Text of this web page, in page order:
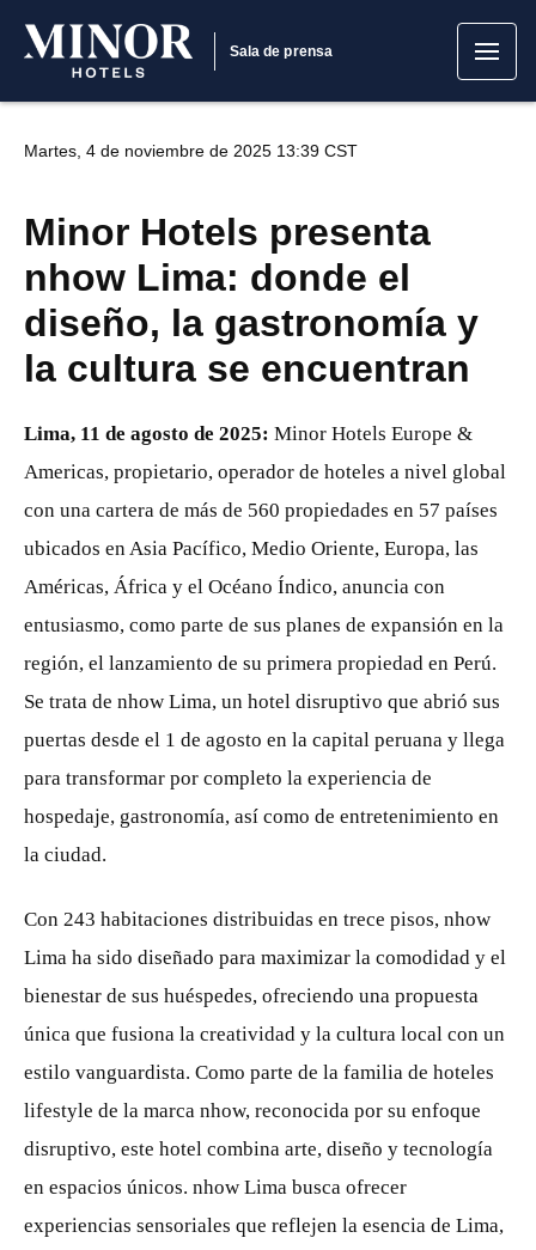
Sala de prensa
Martes, 4 de noviembre de 2025 13:39 CST
Minor Hotels presenta
nhow Lima: donde el
diseño, la gastronomía y
la cultura se encuentran
Lima, 11 de agosto de 2025: Minor Hotels Europe &
Americas, propietario, operador de hoteles a nivel global
con una cartera de más de 560 propiedades en 57 países
ubicados en Asia Pacífico, Medio Oriente, Europa, las
Américas, África y el Océano Índico, anuncia con
entusiasmo, como parte de sus planes de expansión en la
región, el lanzamiento de su primera propiedad en Perú.
Se trata de nhow Lima, un hotel disruptivo que abrió sus
puertas desde el 1 de agosto en la capital peruana y llega
para transformar por completo la experiencia de
hospedaje, gastronomía, así como de entretenimiento en
la ciudad.
Con 243 habitaciones distribuidas en trece pisos, nhow
Lima ha sido diseñado para maximizar la comodidad y el
bienestar de sus huéspedes, ofreciendo una propuesta
única que fusiona la creatividad y la cultura local con un
estilo vanguardista. Como parte de la familia de hoteles
lifestyle de la marca nhow, reconocida por su enfoque
disruptivo, este hotel combina arte, diseño y tecnología
en espacios únicos. nhow Lima busca ofrecer
experiencias sensoriales que reflejen la esencia de Lima,